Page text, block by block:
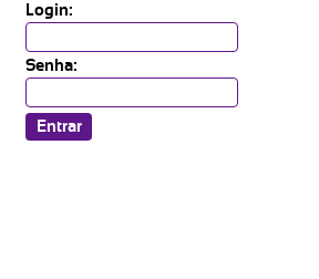
Login:
Senha: